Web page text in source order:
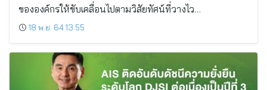
ขององค์กรให้ขับเคลื่อนไปตามวิสัยทัศน์ที่วางไว…
18 พ.ย. 64 13:55